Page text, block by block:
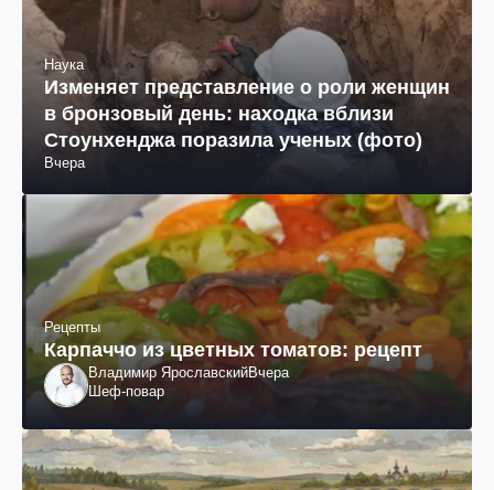
Наука
Изменяет представление о роли женщин
в бронзовый день: находка вблизи
Стоунхенджа поразила ученых (фото)
Вчера
Рецепты
Карпаччо из цветных томатов: рецепт
Владимир ЯрославскийВчера
Шеф-повар